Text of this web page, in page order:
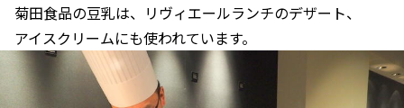
菊田食品の豆乳は、リヴィエールランチのデザート、
アイスクリームにも使われています。